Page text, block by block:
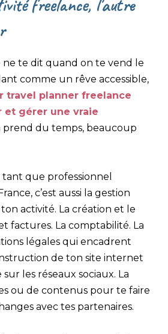
freelance, l'autre
ne te dit quand on te vend le
comme un rêve accessible,
travel planner freelance
et gérer une vraie
prend du temps, beaucoup
que professionnel
c’est aussi la gestion
activité. La création et le
factures. La comptabilité. La
légales qui encadrent
de ton site internet
les réseaux sociaux. La
ou de contenus pour te faire
avec tes partenaires.